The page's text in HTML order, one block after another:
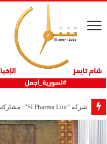
شركة “SI Pharma Lux”: مشاركتنا في المعرض عززت التواصل مع الشركاء المحليين والدوليين